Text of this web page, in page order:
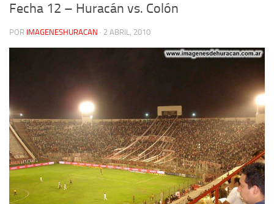
Fecha 12 – Huracán vs. Colón
POR IMAGENESHURACAN · 2 ABRIL, 2010